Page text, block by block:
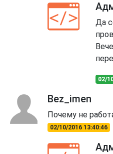
Да
02/
Bez_imen
Почему не
02/10/2016 13:40:46